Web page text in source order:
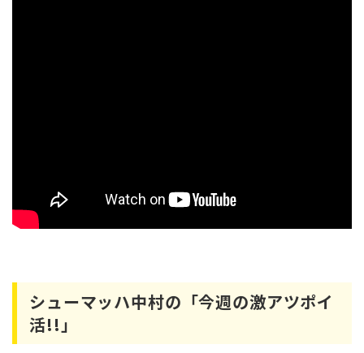
シューマッハ中村の「今週の激アツポイ
活!!」